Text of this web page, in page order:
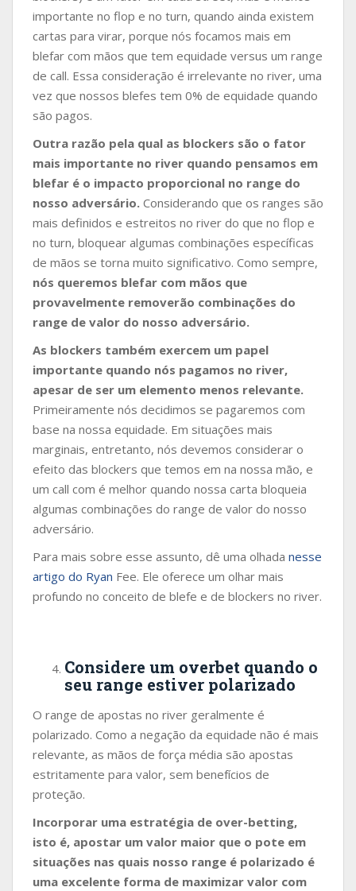
importante no flop e no turn, quando ainda existem
cartas para virar, porque nós focamos mais em
blefar com mãos que tem equidade versus um range
de call. Essa consideração é irrelevante no river, uma
vez que nossos blefes tem 0% de equidade quando
são pagos.
Outra razão pela qual as blockers são o fator
mais importante no river quando pensamos em
blefar é o impacto proporcional no range do
nosso adversário. Considerando que os ranges são
mais definidos e estreitos no river do que no flop e
no turn, bloquear algumas combinações específicas
de mãos se torna muito significativo. Como sempre,
nós queremos blefar com mãos que
provavelmente removerão combinações do
range de valor do nosso adversário.
As blockers também exercem um papel
importante quando nós pagamos no river,
apesar de ser um elemento menos relevante.
Primeiramente nós decidimos se pagaremos com
base na nossa equidade. Em situações mais
marginais, entretanto, nós devemos considerar o
efeito das blockers que temos em na nossa mão, e
um call com é melhor quando nossa carta bloqueia
algumas combinações do range de valor do nosso
adversário.
Para mais sobre esse assunto, dê uma olhada nesse
artigo do Ryan Fee. Ele oferece um olhar mais
profundo no conceito de blefe e de blockers no river.
Considere um overbet quando o
seu range estiver polarizado
O range de apostas no river geralmente é
polarizado. Como a negação da equidade não é mais
relevante, as mãos de força média são apostas
estritamente para valor, sem benefícios de
proteção.
Incorporar uma estratégia de over-betting,
isto é, apostar um valor maior que o pote em
situações nas quais nosso range é polarizado é
uma excelente forma de maximizar valor com